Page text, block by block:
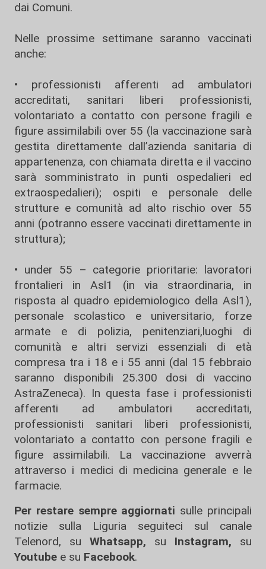
dai Comuni.
Nelle prossime settimane saranno vaccinati
anche:
• professionisti afferenti ad ambulatori
accreditati, sanitari liberi professionisti,
volontariato a contatto con persone fragili e
figure assimilabili over 55 (la vaccinazione sarà
gestita direttamente dall’azienda sanitaria di
appartenenza, con chiamata diretta e il vaccino
sarà somministrato in punti ospedalieri ed
extraospedalieri); ospiti e personale delle
strutture e comunità ad alto rischio over 55
anni (potranno essere vaccinati direttamente in
struttura);
• under 55 – categorie prioritarie: lavoratori
frontalieri in Asl1 (in via straordinaria, in
risposta al quadro epidemiologico della Asl1),
personale scolastico e universitario, forze
armate e di polizia, penitenziari,luoghi di
comunità e altri servizi essenziali di età
compresa tra i 18 e i 55 anni (dal 15 febbraio
saranno disponibili 25.300 dosi di vaccino
AstraZeneca). In questa fase i professionisti
afferenti ad ambulatori accreditati,
professionisti sanitari liberi professionisti,
volontariato a contatto con persone fragili e
figure assimilabili. La vaccinazione avverrà
attraverso i medici di medicina generale e le
farmacie.
Per restare sempre aggiornati sulle principali
notizie sulla Liguria seguiteci sul canale
Telenord, su
Whatsapp, su Instagram, su
Youtube e su Facebook.